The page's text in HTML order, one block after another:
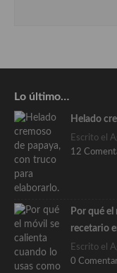
Lo último…
Helado
Escrito el
12
Por qué
recetario
Escrito el
0